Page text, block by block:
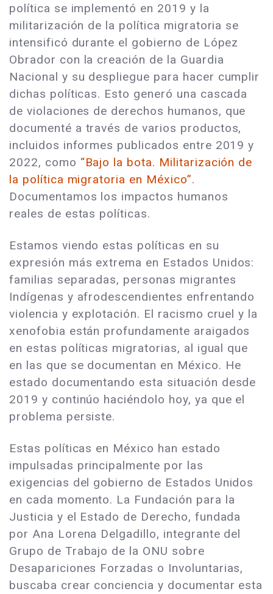
política se implementó en 2019 y la
militarización de la política migratoria se
intensificó durante el gobierno de López
Obrador con la creación de la Guardia
Nacional y su despliegue para hacer cumplir
dichas políticas. Esto generó una cascada
de violaciones de derechos humanos, que
documenté a través de varios productos,
incluidos informes publicados entre 2019 y
2022, como “Bajo la bota. Militarización de
la política migratoria en México”.
Documentamos los impactos humanos
reales de estas políticas.
Estamos viendo estas políticas en su
expresión más extrema en Estados Unidos:
familias separadas, personas migrantes
Indígenas y afrodescendientes enfrentando
violencia y explotación. El racismo cruel y la
xenofobia están profundamente araigados
en estas políticas migratorias, al igual que
en las que se documentan en México. He
estado documentando esta situación desde
2019 y continúo haciéndolo hoy, ya que el
problema persiste.
Estas políticas en México han estado
impulsadas principalmente por las
exigencias del gobierno de Estados Unidos
en cada momento. La Fundación para la
Justicia y el Estado de Derecho, fundada
por Ana Lorena Delgadillo, integrante del
Grupo de Trabajo de la ONU sobre
Desapariciones Forzadas o Involuntarias,
buscaba crear conciencia y documentar esta